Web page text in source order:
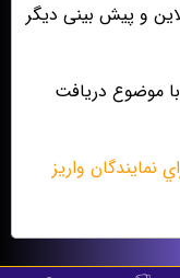
و پیش بینی دیگر
موضوع دریافت
١٠ روز كاري براي نمايندگان واريز